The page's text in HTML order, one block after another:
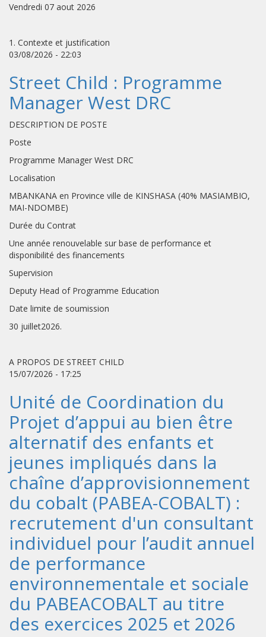
Vendredi 07 aout 2026
1. Contexte et justification
03/08/2026 - 22:03
Street Child : Programme
Manager West DRC
DESCRIPTION DE POSTE
Poste
Programme Manager West DRC
Localisation
MBANKANA en Province ville de KINSHASA (40% MASIAMBIO,
MAI-NDOMBE)
Durée du Contrat
Une année renouvelable sur base de performance et
disponibilité des financements
Supervision
Deputy Head of Programme Education
Date limite de soumission
30 juillet2026.
A PROPOS DE STREET CHILD
15/07/2026 - 17:25
Unité de Coordination du
Projet d’appui au bien être
alternatif des enfants et
jeunes impliqués dans la
chaîne d’approvisionnement
du cobalt (PABEA-COBALT) :
recrutement d'un consultant
individuel pour l’audit annuel
de performance
environnementale et sociale
du PABEACOBALT au titre
des exercices 2025 et 2026